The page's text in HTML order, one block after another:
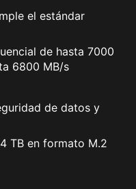
el estándar
de hasta 7000
6800 MB/s
de datos y
TB en formato M.2